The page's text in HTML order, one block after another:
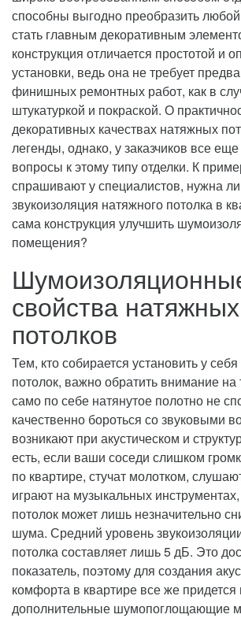
способны выгодно преобразить
стать главным декоративным
конструкция отличается простотой и
установки, ведь она не требует
финишных ремонтных работ, как в
штукатуркой и покраской. О
декоративных качествах натяжных
легенды, однако, у заказчиков все
вопросы к этому типу отделки. К
спрашивают у специалистов, нужна
звукоизоляция натяжного потолка в
сама конструкция улучшить
помещения?
свойства натяжных
потолков
Тем, кто собирается установить у
потолок, важно обратить внимание на
само по себе натянутое полотно не
качественно бороться со звуковыми
возникают при акустическом и
есть, если ваши соседи слишком
по квартире, стучат молотком,
играют на музыкальных
потолок может лишь незначительно
шума. Средний уровень
потолка составляет лишь 5 дБ. Это
показатель, поэтому для создания
комфорта в квартире все же придется
дополнительные шумопоглощающие